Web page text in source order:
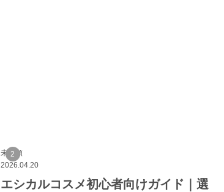
未分類
2026.04.20
エシカルコスメ初心者向けガイド｜選